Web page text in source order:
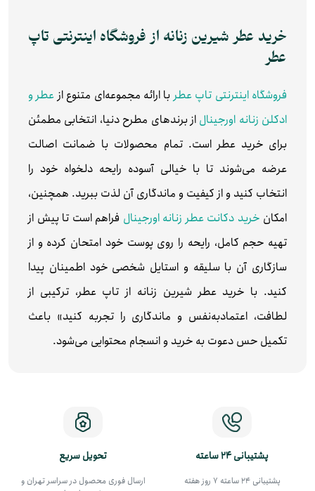
خرید عطر شیرین زنانه از فروشگاه اینترنتی تاپ
عطر
فروشگاه اینترنتی تاپ عطربا ارائه مجموعه‌ای متنوع ازعطر و
ادکلن زنانه اورجینال از برندهای مطرح دنیا، انتخابی مطمئن
برای خرید عطر است. تمام محصولات با ضمانت اصالت
عرضه می‌شوند تا با خیالی آسوده رایحه دلخواه خود را
انتخاب کنید و از کیفیت و ماندگاری آن لذت ببرید. همچنین،
امکان خرید دکانت عطر زنانه اورجینال فراهم است تا پیش از
تهیه حجم کامل، رایحه را روی پوست خود امتحان کرده و از
سازگاری آن با سلیقه و استایل شخصی‌ خود اطمینان پیدا
کنید. با خرید عطر شیرین زنانه از تاپ عطر، ترکیبی از
لطافت، اعتماد‌به‌نفس و ماندگاری را تجربه کنید» باعث
تکمیل حس دعوت به خرید و انسجام محتوایی می‌شود.
پشتیبانی 24 ساعته
پشتیبانی 24 ساعته 7 روز هفته
تحویل سریع
ارسال فوری محصول در سراسر تهران و